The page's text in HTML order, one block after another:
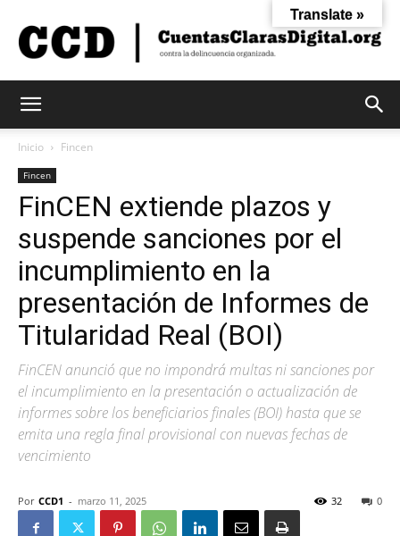
Claras
Digital
Inicio Fincen
Fincen
FinCEN extiende plazos y
suspende sanciones por el
incumplimiento en la
presentación de Informes de
Titularidad Real (BOI)
FinCEN anunció que no impondrá multas ni sanciones por
el incumplimiento en la presentación o actualización de
informes sobre los beneficiarios finales (BOI) hasta que se
emita una regla final provisional con nuevas fechas de
vencimiento
Por CCD1 - marzo 11, 2025 0
32
Translate »